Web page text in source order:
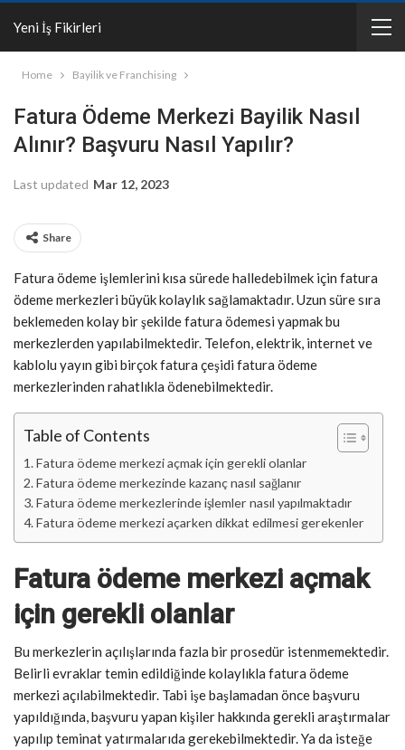
Yeni İş Fikirleri
Home Bayilik ve Franchising
Fatura Ödeme Merkezi Bayilik Nasıl
Alınır? Başvuru Nasıl Yapılır?
Last updated Mar 12, 2023
Share
Fatura ödeme işlemlerini kısa sürede halledebilmek için fatura
ödeme merkezleri büyük kolaylık sağlamaktadır. Uzun süre sıra
beklemeden kolay bir şekilde fatura ödemesi yapmak bu
merkezlerden yapılabilmektedir. Telefon, elektrik, internet ve
kablolu yayın gibi birçok fatura çeşidi fatura ödeme
merkezlerinden rahatlıkla ödenebilmektedir.
Table of Contents
Fatura ödeme merkezi açmak için gerekli olanlar
Fatura ödeme merkezinde kazanç nasıl sağlanır
Fatura ödeme merkezlerinde işlemler nasıl yapılmaktadır
Fatura ödeme merkezi açarken dikkat edilmesi gerekenler
Fatura ödeme merkezi açmak
için gerekli olanlar
Bu merkezlerin açılışlarında fazla bir prosedür istenmemektedir.
Belirli evraklar temin edildiğinde kolaylıkla fatura ödeme
merkezi açılabilmektedir. Tabi işe başlamadan önce başvuru
yapıldığında, başvuru yapan kişiler hakkında gerekli araştırmalar
yapılıp teminat yatırmalarıda gerekebilmektedir. Ya da isteğe